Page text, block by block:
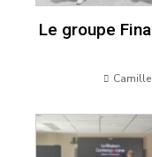
Le groupe